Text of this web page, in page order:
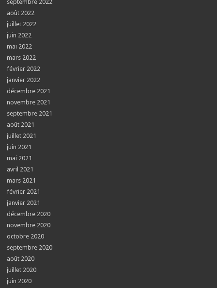
septembre 2022
août 2022
juillet 2022
juin 2022
mai 2022
mars 2022
février 2022
janvier 2022
décembre 2021
novembre 2021
septembre 2021
août 2021
juillet 2021
juin 2021
mai 2021
avril 2021
mars 2021
février 2021
janvier 2021
décembre 2020
novembre 2020
octobre 2020
septembre 2020
août 2020
juillet 2020
juin 2020